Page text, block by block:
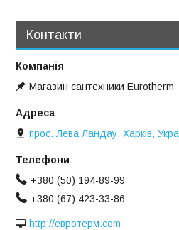
Контакти
Магазин сантехники Eurotherm
прос. Лева Ландау, Харків,
+380 (50) 194-89-99
+380 (67) 423-33-86
http://евротерм.com